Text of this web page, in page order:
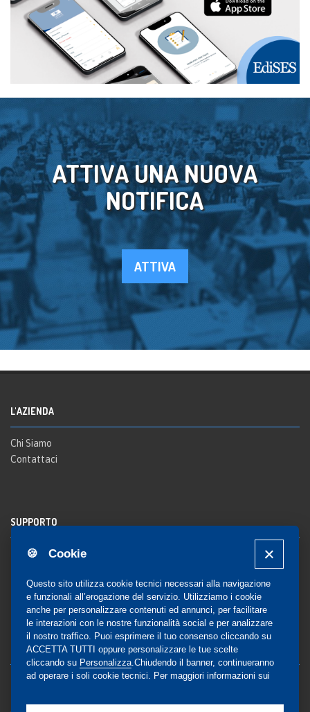
🍪 Cookie
Questo sito utilizza cookie tecnici necessari alla navigazione
e funzionali all’erogazione del servizio. Utilizziamo i cookie
anche per personalizzare contenuti ed annunci, per facilitare
le interazioni con le nostre funzionalità social e per analizzare
il nostro traffico. Puoi esprimere il tuo consenso cliccando su
ACCETTA TUTTI oppure personalizzare le tue scelte
cliccando su Personalizza .Chiudendo il banner, continueranno
ad operare i soli cookie tecnici. Per maggiori informazioni sui
ATTIVA UNA NUOVA
NOTIFICA
ATTIVA
L'AZIENDA
Chi Siamo
Contattaci
SUPPORTO
Registrazione al sito
Notifica
COMMUNITY
Blog e Canali social